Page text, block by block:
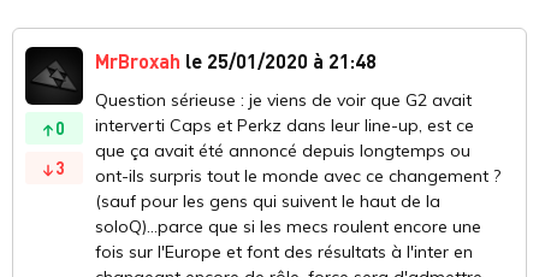
0
3
MrBroxah le 25/01/2020 à 21:48
Question sérieuse : je viens de voir que G2 avait
interverti Caps et Perkz dans leur line-up, est ce
que ça avait été annoncé depuis longtemps ou
ont-ils surpris tout le monde avec ce changement ?
(sauf pour les gens qui suivent le haut de la
soloQ)...parce que si les mecs roulent encore une
fois sur l'Europe et font des résultats à l'inter en